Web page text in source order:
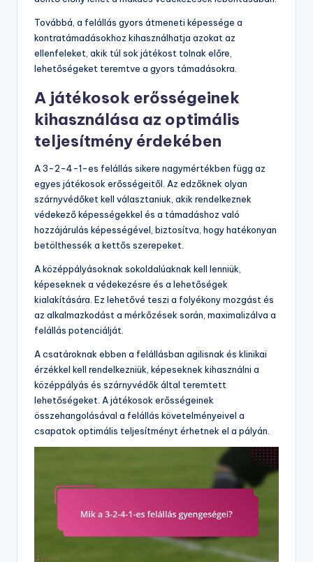
Továbbá, a felállás gyors átmeneti képessége a
kontratámadásokhoz kihasználhatja azokat az
ellenfeleket, akik túl sok játékost tolnak előre,
lehetőségeket teremtve a gyors támadásokra.
A játékosok erősségeinek
kihasználása az optimális
teljesítmény érdekében
A 3-2-4-1-es felállás sikere nagymértékben függ az
egyes játékosok erősségeitől. Az edzőknek olyan
szárnyvédőket kell választaniuk, akik rendelkeznek
védekező képességekkel és a támadáshoz való
hozzájárulás képességével, biztosítva, hogy hatékonyan
betölthessék a kettős szerepeket.
A középpályásoknak sokoldalúaknak kell lenniük,
képeseknek a védekezésre és a lehetőségek
kialakítására. Ez lehetővé teszi a folyékony mozgást és
az alkalmazkodást a mérkőzések során, maximalizálva a
felállás potenciálját.
A csatároknak ebben a felállásban agilisnak és klinikai
érzékkel kell rendelkezniük, képeseknek kihasználni a
középpályás és szárnyvédők által teremtett
lehetőségeket. A játékosok erősségeinek
összehangolásával a felállás követelményeivel a
csapatok optimális teljesítményt érhetnek el a pályán.